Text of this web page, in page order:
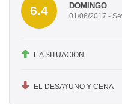
6.4 DOMINGO
01/06/2017 -
L A SITUACION
EL DESAYUNO Y CENA